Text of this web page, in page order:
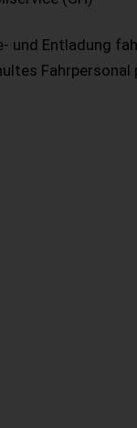
und Entladung
Fahrpersonal